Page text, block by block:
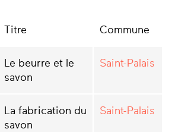
Titre Commune
Le beurre et le
savon
Saint-Palais
La fabrication du
savon
Saint-Palais